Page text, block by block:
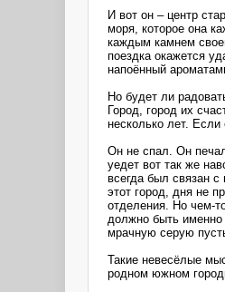
И вот он – центр
моря, которое она
каждым камнем
поездка окажется
напоённый
Но будет ли
Город, город их
несколько лет.
Он не спал. Он
уедет вот так же
всегда был связан
этот город, дня не
отделения. Но чем-
должно быть именно
мрачную серую
Такие невесёлые
родном южном